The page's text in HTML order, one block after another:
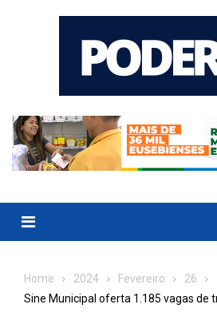
Menu
Home 2024 Fevereiro
26
Sine Municipal oferta 1.185 vagas de